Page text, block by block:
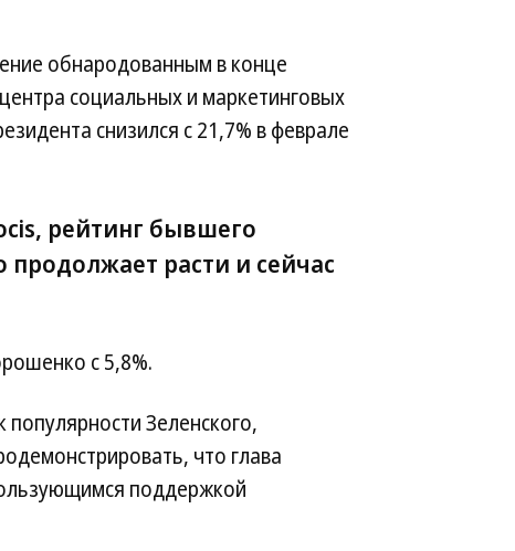
обнародованным в конце
социальных и маркетинговых
снизился с 21,7% в феврале
рейтинг бывшего
расти и сейчас
с 5,8%.
Зеленского,
что глава
поддержкой